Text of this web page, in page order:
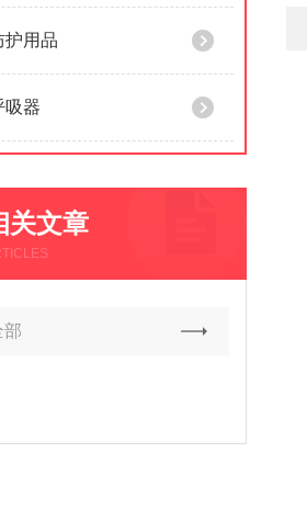
护用品
吸器
关文章
部